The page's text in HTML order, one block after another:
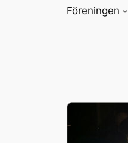
Föreningen